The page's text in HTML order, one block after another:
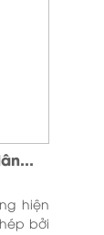
hiện
bởi